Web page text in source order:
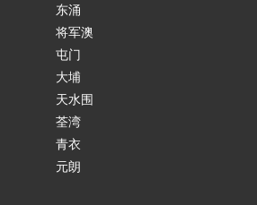
东涌
将军澳
屯门
大埔
天水围
荃湾
青衣
元朗